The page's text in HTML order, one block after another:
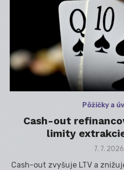
Pôžičky a
Cash-out
limity
Posted
7. 7. 2026
Cash-out zvyšuje LTV a